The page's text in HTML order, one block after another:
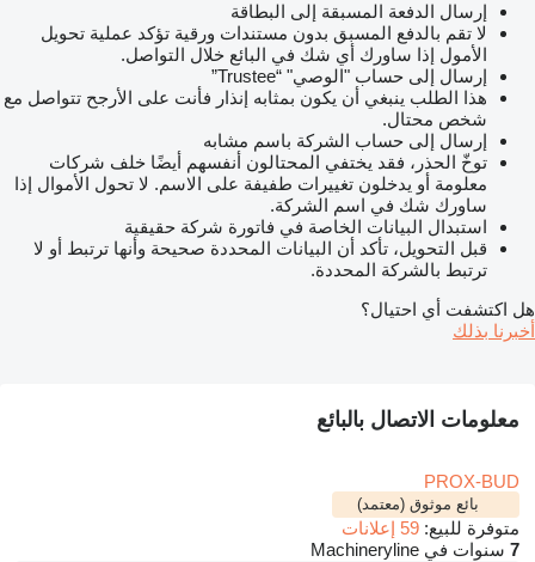
إرسال الدفعة المسبقة إلى البطاقة
لا تقم بالدفع المسبق بدون مستندات ورقية تؤكد عملية تحويل
الأمول إذا ساورك أي شك في البائع خلال التواصل.
إرسال إلى حساب "الوصي" “Trustee”
هذا الطلب ينبغي أن يكون بمثابه إنذار فأنت على الأرجح تتواصل مع
شخص محتال.
إرسال إلى حساب الشركة باسم مشابه
توخّ الحذر، فقد يختفي المحتالون أنفسهم أيضًا خلف شركات
معلومة أو يدخلون تغييرات طفيفة على الاسم. لا تحول الأموال إذا
ساورك شك في اسم الشركة.
استبدال البيانات الخاصة في فاتورة شركة حقيقية
قبل التحويل، تأكد أن البيانات المحددة صحيحة وأنها ترتبط أو لا
ترتبط بالشركة المحددة.
هل اكتشفت أي احتيال؟
أخبرنا بذلك
معلومات الاتصال بالبائع
PROX-BUD
بائع موثوق (معتمد)
متوفرة للبيع: 59 إعلانات
7 سنوات في Machineryline